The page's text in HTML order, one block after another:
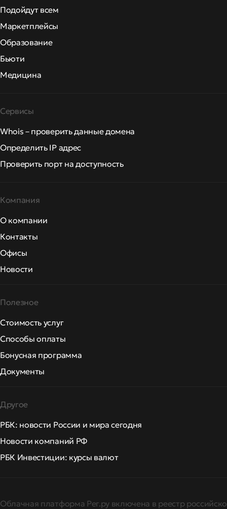
Подойдут всем
Маркетплейсы
Образование
Бьюти
Медицина
Сервисы
Whois – проверить данные домена
Определить IP адрес
Проверить порт на доступность
Компания
О компании
Контакты
Офисы
Новости
Полезное
Стоимость услуг
Способы оплаты
Бонусная программа
Документы
Другое
РБК: новости России и мира сегодня
Новости компаний РФ
РБК Инвестиции: курсы валют
Облачная платформа Рег.ру включена в реестр